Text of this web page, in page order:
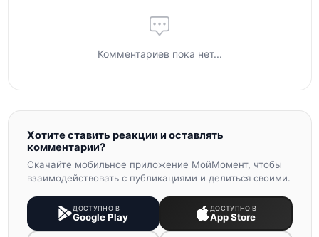
Комментариев пока нет...
Хотите ставить реакции и оставлять
комментарии?
Скачайте мобильное приложение МойМомент, чтобы
взаимодействовать с публикациями и делиться своими.
ДОСТУПНО В
Google Play
ДОСТУПНО В
App Store